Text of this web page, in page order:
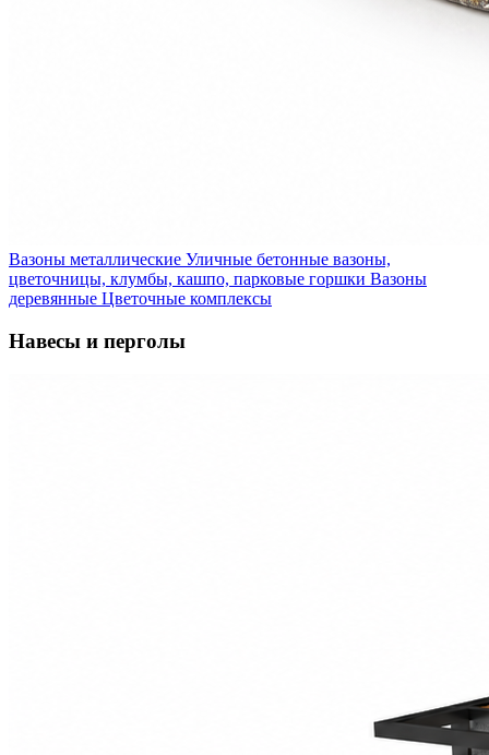
Вазоны металлические Уличные бетонные вазоны,
цветочницы, клумбы, кашпо, парковые горшки Вазоны
деревянные Цветочные комплексы
Навесы и перголы